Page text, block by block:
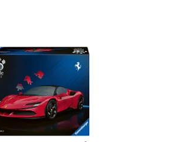
Skladem
12641
RAVENSBURGER